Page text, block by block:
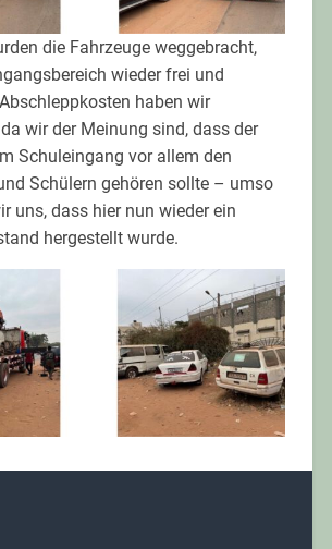
die Fahrzeuge weggebracht,
wieder frei und
haben wir
wir der Meinung sind, dass der
Schuleingang vor allem den
Schülern gehören sollte – umso
uns, dass hier nun wieder ein
hergestellt wurde.